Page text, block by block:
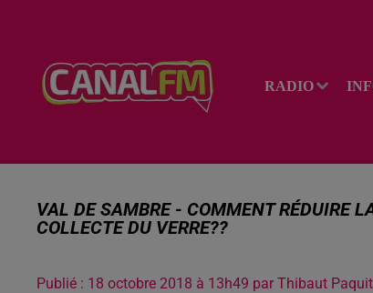
RADIO
VAL DE SAMBRE - COMMENT RÉDUIRE
COLLECTE DU VERRE??
Publié : 18 octobre 2018 à 13h49 par Thibaut Paquit